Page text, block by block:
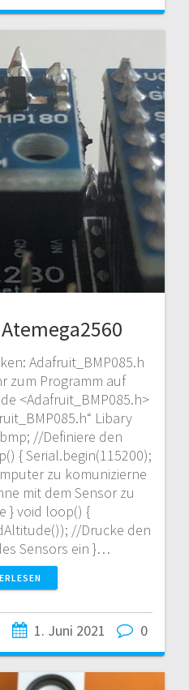
Adafruit_BMP085.h
zum Programm auf
<Adafruit_BMP085.h>
Libary
//Definiere den
{ Serial.begin(115200);
zu komunizierne
mit dem Sensor zu
} void loop() {
//Drucke den
Sensors ein }…
1. Juni 2021 0